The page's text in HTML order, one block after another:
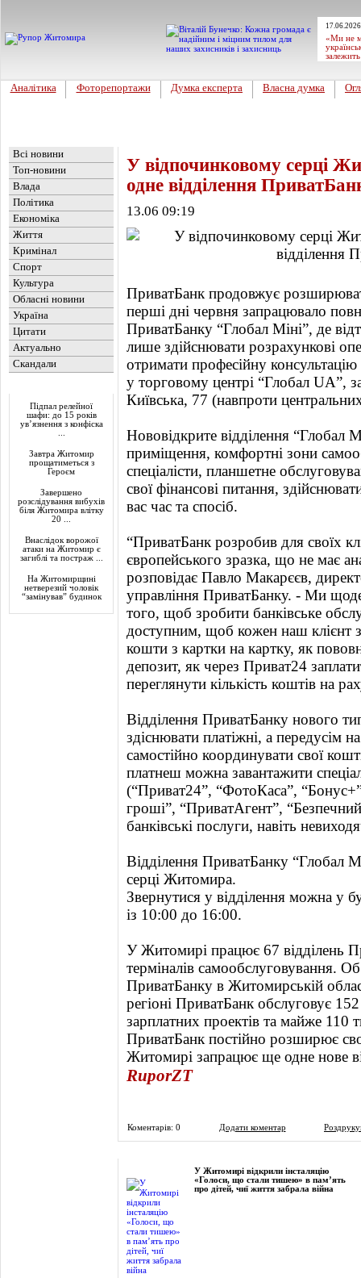
«Ми не
Аналітика Фоторепортажи Думка експерта Власна думка
Всі новини
Топ-новини
Влада
Політика
Економіка
Життя
Кримінал
Спорт
Культура
Обласні новини
Україна
Цитати
Актуально
Скандали
Підпал релейної
шафи: до 15 років
ув’язнення з конфіска
Завтра Житомир
прощатиметься з
Героєм
Завершено
розслідування вибухів
біля Житомира влітку
20 ...
Внаслідок ворожої
атаки на Житомир є
загиблі та постраж ...
На Житомирщині
нетверезий чоловік
“замінував” будинок
У відпочинковому серці
одне відділення
13.06 09:19
ПриватБанк продовжує
перші дні червня запрацювало
ПриватБанку “Глобал Міні”, де
лише здійснювати розрахункові
отримати професійну консультацію
у торговому центрі “Глобал UA”,
Київська, 77 (навпроти
Нововідкрите відділення “Глобал
приміщення, комфортні зони
спеціалісти, планшетне
свої фінансові питання,
вас час та спосіб.
“ПриватБанк розробив для своїх
європейського зразка, що не має
розповідає Павло Макарєєв,
управління ПриватБанку. - Ми
того, щоб зробити банківське
доступним, щоб кожен наш клієнт
кошти з картки на картку, як
депозит, як через Приват24
переглянути кількість коштів на
Відділення ПриватБанку нового
здіснювати платіжні, а передусім
самостійно координувати свої
платнеш можна завантажити
(“Приват24”, “ФотоКаса”,
гроші”, “ПриватАгент”,
банківські послуги, навіть
Відділення ПриватБанку “Глобал
серці Житомира.
Звернутися у відділення можна у
із 10:00 до 16:00.
У Житомирі працює 67 відділень
терміналів самообслуговування.
ПриватБанку в Житомирській
регіоні ПриватБанк обслуговує
зарплатних проектів та майже 110
ПриватБанк постійно розширює
Житомирі запрацює ще одне нове
RuporZT
Коментарів: 0 Додати коментар
У Житомирі відкрили інсталяцію
«Голоси, що стали тишею» в пам’ять
про дітей, чиї життя забрала війна